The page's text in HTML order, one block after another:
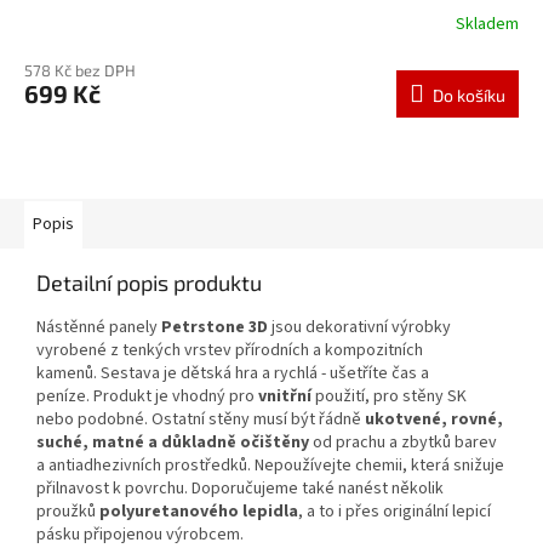
Skladem
578 Kč bez DPH
699 Kč Do košíku
Popis
Detailní popis produktu
Nástěnné panely Petrstone 3D jsou dekorativní výrobky
vyrobené z tenkých vrstev přírodních a kompozitních
kamenů. Sestava je dětská hra a rychlá - ušetříte čas a
peníze. Produkt je vhodný pro vnitřnípoužití, pro stěny SK
nebo podobné. Ostatní stěny musí být řádně ukotvené, rovné,
suché, matné a důkladně očištěnyod prachu a zbytků barev
a antiadhezivních prostředků. Nepoužívejte chemii, která snižuje
přilnavost k povrchu. Doporučujeme také nanést několik
proužků polyuretanového lepidla, a to i přes originální lepicí
pásku připojenou výrobcem.